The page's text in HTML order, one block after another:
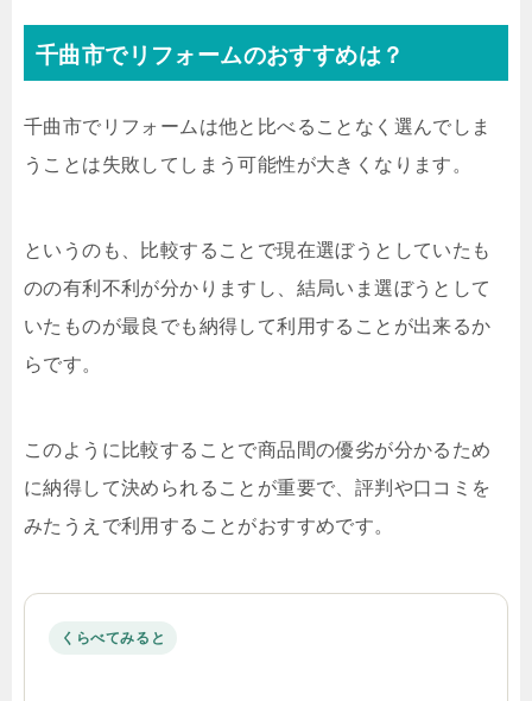
千曲市でリフォームのおすすめは？
千曲市でリフォームは他と比べることなく選んでしま
うことは失敗してしまう可能性が大きくなります。
というのも、比較することで現在選ぼうとしていたも
のの有利不利が分かりますし、結局いま選ぼうとして
いたものが最良でも納得して利用することが出来るか
らです。
このように比較することで商品間の優劣が分かるため
に納得して決められることが重要で、評判や口コミを
みたうえで利用することがおすすめです。
くらべてみると